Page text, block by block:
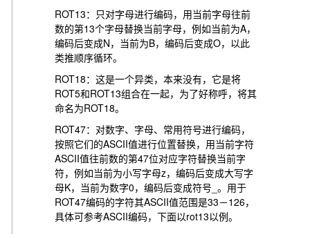
ROT13：只对字母进行编码，用当前字母往前
数的第13个字母替换当前字母，例如当前为A，
编码后变成N，当前为B，编码后变成O，以此
类推顺序循环。
ROT18：这是一个异类，本来没有，它是将
ROT5和ROT13组合在一起，为了好称呼，将其
命名为ROT18。
ROT47：对数字、字母、常用符号进行编码，
按照它们的ASCII值进行位置替换，用当前字符
ASCII值往前数的第47位对应字符替换当前字
符，例如当前为小写字母z，编码后变成大写字
母K，当前为数字0，编码后变成符号_。用于
ROT47编码的字符其ASCII值范围是33－126，
具体可参考ASCII编码，下面以rot13以例。